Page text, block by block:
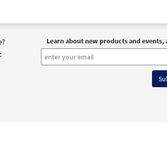
Learn about new products and